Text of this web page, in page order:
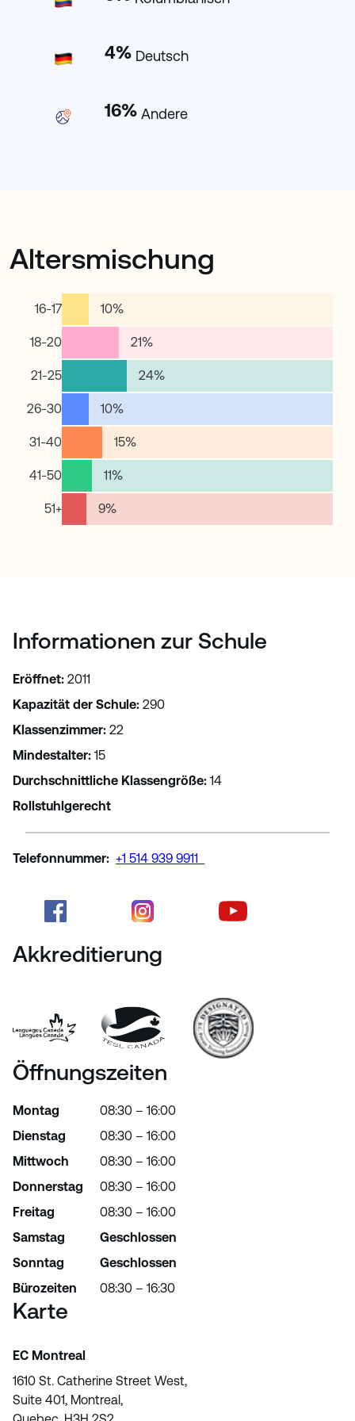
4% Deutsch
16% Andere
Altersmischung
16-17 10%
18-20 21%
21-25 24%
26-30 10%
31-40 15%
41-50 11%
51+ 9%
Informationen zur Schule
Eröffnet: 2011
Kapazität der Schule: 290
Klassenzimmer: 22
Mindestalter: 15
Durchschnittliche Klassengröße: 14
Rollstuhlgerecht
Telefonnummer: +1 514 939 9911
Akkreditierung
Öffnungszeiten
Montag
Dienstag
Mittwoch
Donnerstag
Freitag
Samstag
Sonntag
Bürozeiten
08:30 – 16:00
08:30 – 16:00
08:30 – 16:00
08:30 – 16:00
08:30 – 16:00
Geschlossen
Geschlossen
08:30 – 16:30
Karte
EC Montreal
1610 St. Catherine Street West,
Suite 401, Montreal,